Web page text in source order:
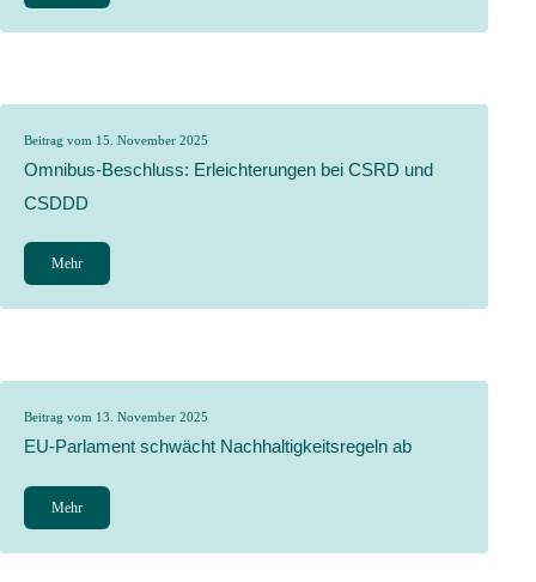
Beitrag vom 15. November 2025
Omnibus-Beschluss: Erleichterungen bei CSRD und
CSDDD
Mehr
Beitrag vom 13. November 2025
EU-Parlament schwächt Nachhaltigkeitsregeln ab
Mehr